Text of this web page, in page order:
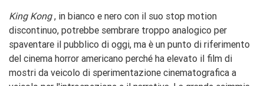
King Kong, in bianco e nero con il suo stop motion
discontinuo, potrebbe sembrare troppo analogico per
spaventare il pubblico di oggi, ma è un punto di riferimento
del cinema horror americano perché ha elevato il film di
mostri da veicolo di sperimentazione cinematografica a